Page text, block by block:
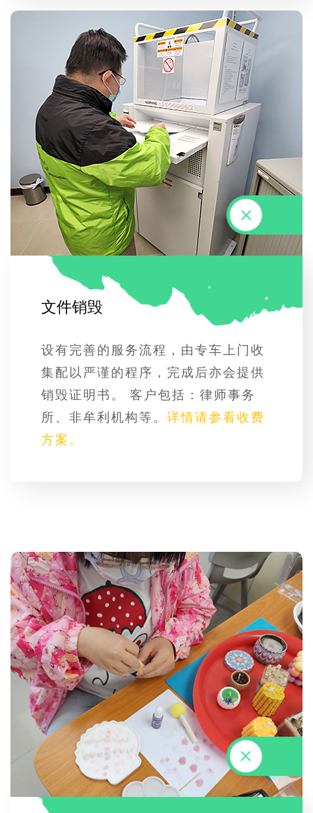
文件销毁
设有完善的服务流程，由专车上门收
集配以严谨的程序，完成后亦会提供
销毁证明书。 客户包括：律师事务
所、非牟利机构等。 详情请参看收费
方案。